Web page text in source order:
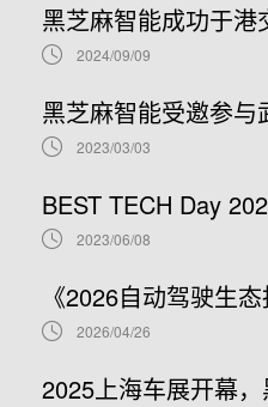
2024/09/09
2023/03/03
2023/06/08
2026/04/26